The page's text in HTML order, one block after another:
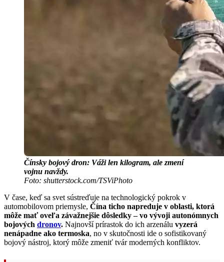
Čínsky bojový dron: Váži len kilogram, ale zmení
vojnu navždy.
Foto: shutterstock.com/TSViPhoto
V čase, keď sa svet sústreďuje na technologický pokrok v
automobilovom priemysle, Čína ticho napreduje v oblasti, ktorá
môže mať oveľa závažnejšie dôsledky – vo vývoji autonómnych
bojových dronov. Najnovší prírastok do ich arzenálu vyzerá
nenápadne ako termoska, no v skutočnosti ide o sofistikovaný
bojový nástroj, ktorý môže zmeniť tvár moderných konfliktov.